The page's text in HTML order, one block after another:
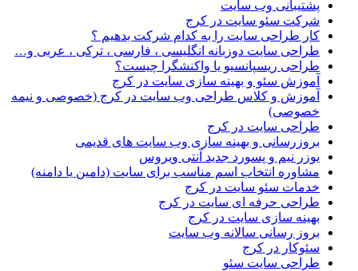
پشتیبانی وب سایت
شرکت سئو سایت در کرج
کار طراحی سایت را به کدام شرکت بدهیم ؟
طراحی سایت دوزبانه انگلیسی ، فارسی ، ترکی ، عربی و…
طراحی ریسپانسیو یا واکنشگرا چیست؟
آموزش سئو و بهینه سازی سایت در کرج
آموزش و کلاس طراحی وب سایت در کرج (خصوصی و نیمه
خصوصی)
طراحی سایت در کرج
بروزرسانی و بهینه سازی وب سایت های قدیمی
یوزر نیم و پسورد جدید آنتی ویروس
مشاوره انتخاب اسم مناسب برای سایت (دامین یا دامنه)
خدمات سئو سایت در کرج
طراحی حرفه ای سایت در کرج
بهینه سازی سایت در کرج
بروز رسانی سالانه وب سایت
سئوکار در کرج
طراحی سایت سئو